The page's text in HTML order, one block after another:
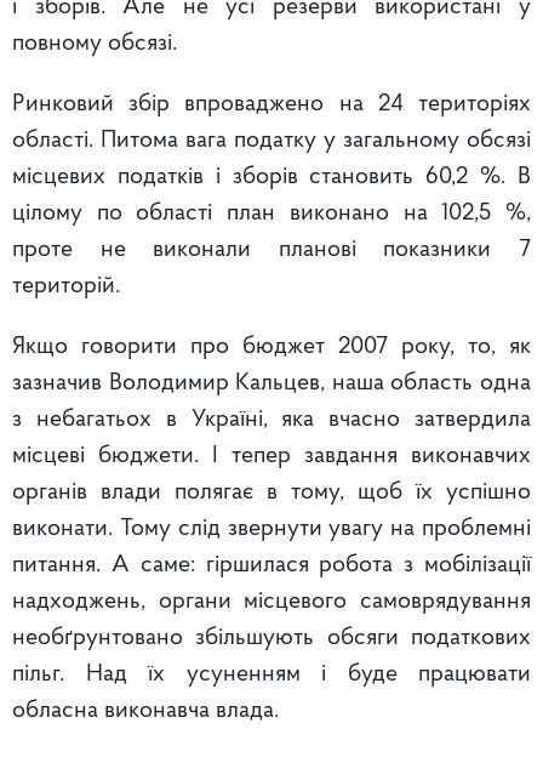
і зборів. Але не усі резерви використані у
повному обсязі.
Ринковий збір впроваджено на 24 територіях
області. Питома вага податку у загальному обсязі
місцевих податків і зборів становить 60,2 %. В
цілому по області план виконано на 102,5 %,
проте не виконали планові показники 7
територій.
Якщо говорити про бюджет 2007 року, то, як
зазначив Володимир Кальцев, наша область одна
з небагатьох в Україні, яка вчасно затвердила
місцеві бюджети. І тепер завдання виконавчих
органів влади полягає в тому, щоб їх успішно
виконати. Тому слід звернути увагу на проблемні
питання. А саме: гіршилася робота з мобілізації
надходжень, органи місцевого самоврядування
необґрунтовано збільшують обсяги податкових
пільг. Над їх усуненням і буде працювати
обласна виконавча влада.